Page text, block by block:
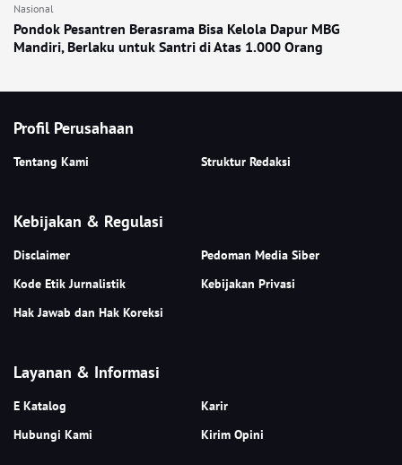
Nasional
Pondok Pesantren Berasrama Bisa Kelola Dapur MBG
Mandiri, Berlaku untuk Santri di Atas 1.000 Orang
Profil Perusahaan
Tentang Kami Struktur Redaksi
Kebijakan & Regulasi
Disclaimer
Pedoman Media Siber
Kode Etik Jurnalistik
Kebijakan Privasi
Hak Jawab dan Hak Koreksi
Layanan & Informasi
E Katalog
Karir
Hubungi Kami
Kirim Opini